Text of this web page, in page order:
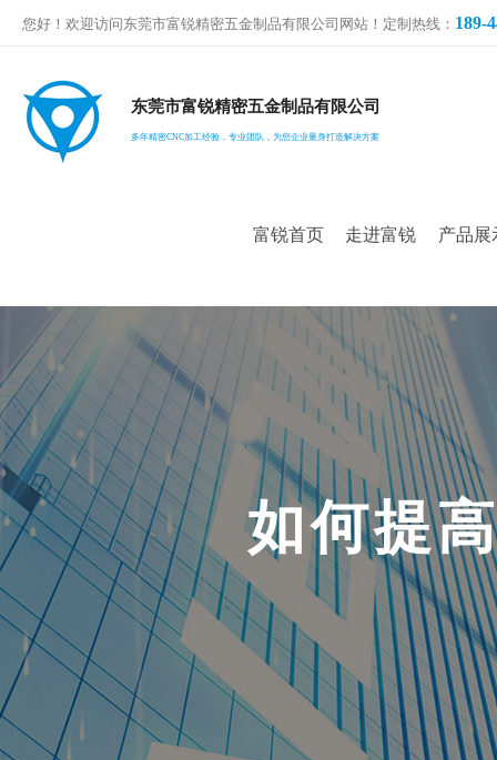
您好！欢迎访问东莞市富锐精密五金制品有限公司网站！定制热线： 189-
东莞市富锐精密五金制品有限公司
多年精密CNC加工经验，专业团队，为您企业量身打造解决方案
富锐首页 走进富锐 产品展
如何提